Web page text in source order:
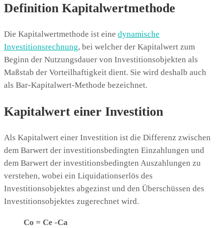
Definition Kapitalwertmethode
Die Kapitalwertmethode ist eine dynamische
Investitionsrechnung, bei welcher der Kapitalwert zum
Beginn der Nutzungsdauer von Investitionsobjekten als
Maßstab der Vorteilhaftigkeit dient. Sie wird deshalb auch
als Bar-Kapitalwert-Methode bezeichnet.
Kapitalwert einer Investition
Als Kapitalwert einer Investition ist die Differenz zwischen
dem Barwert der investitionsbedingten Einzahlungen und
dem Barwert der investitionsbedingten Auszahlungen zu
verstehen, wobei ein Liquidationserlös des
Investitionsobjektes abgezinst und den Überschüssen des
Investitionsobjektes zugerechnet wird.
Co = Ce -Ca